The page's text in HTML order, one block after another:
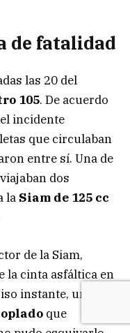
de fatalidad
las 20 del
105. De acuerdo
incidente
que circulaban
entre sí. Una de
dos
la Siam de 125 cc
de la Siam,
la cinta asfáltica en
instante, una
que